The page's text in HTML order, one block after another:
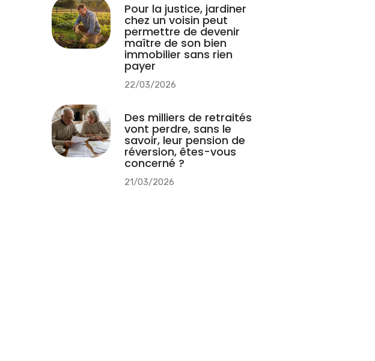
Pour la justice, jardiner
chez un voisin peut
permettre de devenir
maître de son bien
immobilier sans rien
payer
22/03/2026
Des milliers de retraités
vont perdre, sans le
savoir, leur pension de
réversion, êtes-vous
concerné ?
21/03/2026